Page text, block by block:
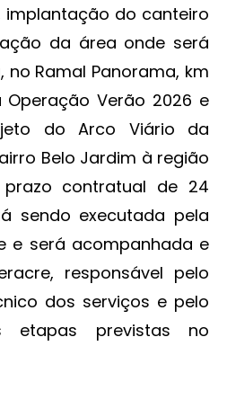
implantação do canteiro
da área onde será
Ramal Panorama, km
Verão 2026 e
do Arco Viário da
Belo Jardim à região
contratual de 24
sendo executada pela
e será acompanhada e
responsável pelo
dos serviços e pelo
etapas previstas no